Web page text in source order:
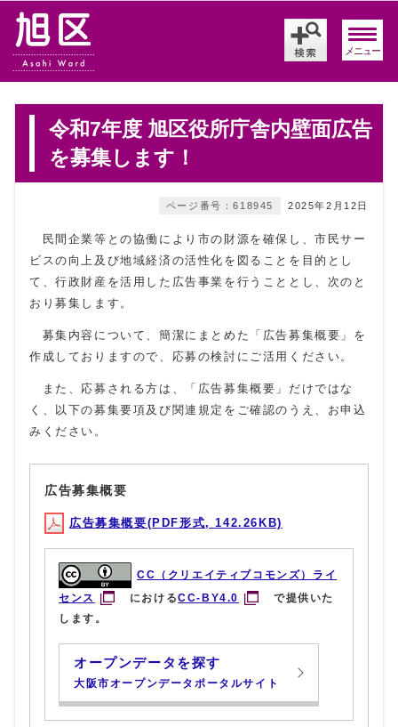
メニュー
令和7年度 旭区役所庁舎内壁面広告
を募集します！
2025年2月12日
ページ番号：618945
民間企業等との協働により市の財源を確保し、市民サー
ビスの向上及び地域経済の活性化を図ることを目的とし
て、行政財産を活用した広告事業を行うこととし、次のと
おり募集します。
募集内容について、簡潔にまとめた「広告募集概要」を
作成しておりますので、応募の検討にご活用ください。
また、応募される方は、「広告募集概要」だけではな
く、以下の募集要項及び関連規定をご確認のうえ、お申込
みください。
広告募集概要
広告募集概要(PDF形式, 142.26KB)
CC（クリエイティブコモンズ）ライ
センス
におけるCC-BY4.0
で提供いた
します。
オープンデータを探す
大阪市オープンデータポータルサイト